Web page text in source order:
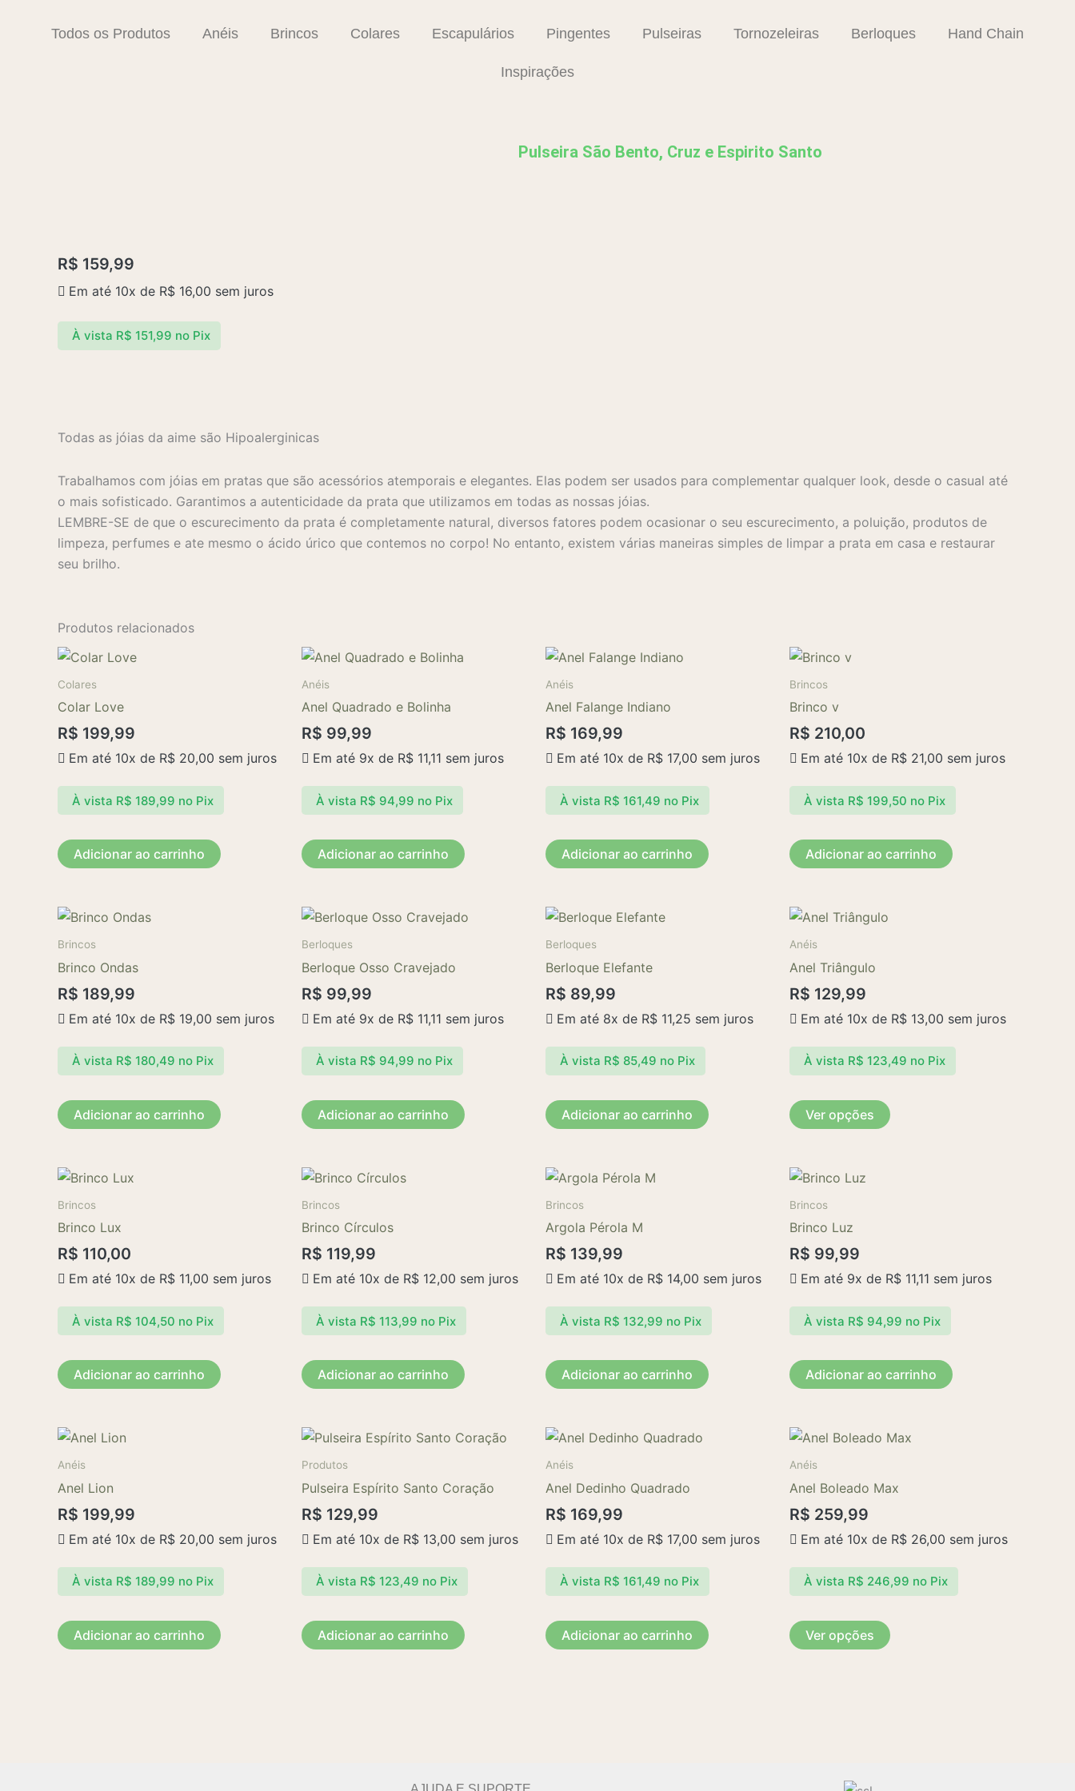
Todos os Produtos Anéis Brincos Colares Escapulários Pingentes Pulseiras Tornozeleiras Berloques Hand Chain
Inspirações
Pulseira São Bento, Cruz e Espirito Santo
R$ 159,99
Em até 10x de R$ 16,00 sem juros
À vista R$ 151,99 no Pix
Todas as jóias da aime são Hipoalerginicas
Trabalhamos com jóias em pratas que são acessórios atemporais e elegantes. Elas podem ser usados para complementar qualquer look, desde o casual até
o mais sofisticado. Garantimos a autenticidade da prata que utilizamos em todas as nossas jóias.
LEMBRE-SE de que o escurecimento da prata é completamente natural, diversos fatores podem ocasionar o seu escurecimento, a poluição, produtos de
limpeza, perfumes e ate mesmo o ácido úrico que contemos no corpo! No entanto, existem várias maneiras simples de limpar a prata em casa e restaurar
seu brilho.
Produtos relacionados
Colares
Colar Love
R$ 199,99
Em até 10x de R$ 20,00 sem juros
À vista R$ 189,99 no Pix
Adicionar ao carrinho
Anéis
Anel Quadrado e Bolinha
R$ 99,99
Em até 9x de R$ 11,11 sem juros
À vista R$ 94,99 no Pix
Adicionar ao carrinho
Anéis
Anel Falange Indiano
R$ 169,99
Em até 10x de R$ 17,00 sem juros
À vista R$ 161,49 no Pix
Adicionar ao carrinho
Brincos
Brinco v
R$ 210,00
Em até 10x de R$ 21,00 sem juros
À vista R$ 199,50 no Pix
Adicionar ao carrinho
Brincos
Brinco Ondas
R$ 189,99
Em até 10x de R$ 19,00 sem juros
À vista R$ 180,49 no Pix
Adicionar ao carrinho
Berloques
Berloque Osso Cravejado
R$ 99,99
Em até 9x de R$ 11,11 sem juros
À vista R$ 94,99 no Pix
Adicionar ao carrinho
Berloques
Berloque Elefante
R$ 89,99
Em até 8x de R$ 11,25 sem juros
À vista R$ 85,49 no Pix
Adicionar ao carrinho
Anéis
Anel Triângulo
R$ 129,99
Em até 10x de R$ 13,00 sem juros
À vista R$ 123,49 no Pix
Ver opções
As
podem
Brincos
Brinco Lux
R$ 110,00
Em até 10x de R$ 11,00 sem juros
À vista R$ 104,50 no Pix
Adicionar ao carrinho
Brincos
Brinco Círculos
R$ 119,99
Em até 10x de R$ 12,00 sem juros
À vista R$ 113,99 no Pix
Adicionar ao carrinho
Brincos
Argola Pérola M
R$ 139,99
Em até 10x de R$ 14,00 sem juros
À vista R$ 132,99 no Pix
Adicionar ao carrinho
Brincos
Brinco Luz
R$ 99,99
Em até 9x de R$ 11,11 sem juros
À vista R$ 94,99 no Pix
Adicionar ao carrinho
Anéis
Anel Lion
R$ 199,99
Em até 10x de R$ 20,00 sem juros
À vista R$ 189,99 no Pix
Adicionar ao carrinho
Produtos
Pulseira Espírito Santo Coração
R$ 129,99
Em até 10x de R$ 13,00 sem juros
À vista R$ 123,49 no Pix
Adicionar ao carrinho
Anéis
Anel Dedinho Quadrado
R$ 169,99
Em até 10x de R$ 17,00 sem juros
À vista R$ 161,49 no Pix
Adicionar ao carrinho
Anéis
Anel Boleado Max
R$ 259,99
Em até 10x de R$ 26,00 sem juros
À vista R$ 246,99 no Pix
Ver opções
Este
As
podem